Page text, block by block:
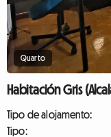
Quarto
Habitación Gris
Tipo de alojamento:
Tipo: